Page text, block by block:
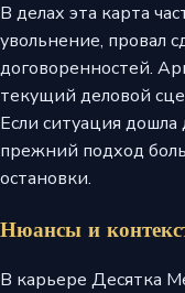
В делах эта карта
увольнение, провал
договоренностей.
текущий деловой
Если ситуация
прежний подход
остановки.
Нюансы и
В карьере Десятка